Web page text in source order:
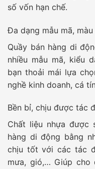
số vốn hạn chế.
Đa dạng mẫu mã,
Quầy bán hàng di
nhiều mẫu mã, kiểu
bạn thoải mái lựa
nghề kinh doanh, cá
Bền bỉ, chịu được tác
Chất liệu nhựa được
hàng di động bằng
chịu tốt với các tác
mưa, gió,… Giúp cho